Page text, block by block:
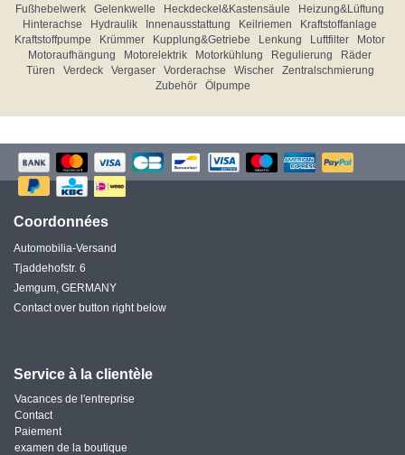
Fußhebelwerk
Gelenkwelle Heckdeckel&Kastensäule
Heizung&Lüftung
Hinterachse
Hydraulik Innenausstattung Keilriemen
Kraftstoffanlage
Kraftstoffpumpe
Krümmer Kupplung&Getriebe Lenkung Luftfilter
Motor
Motoraufhängung
Motorelektrik Motorkühlung Regulierung
Räder
Türen
Verdeck Vergaser Vorderachse Wischer
Zentralschmierung
Zubehör
Ölpumpe
Coordonnées
Automobilia-Versand
Tjaddehofstr. 6
Jemgum, GERMANY
Contact over button right below
Service à la clientèle
Vacances de l'entreprise
Contact
Paiement
examen de la boutique